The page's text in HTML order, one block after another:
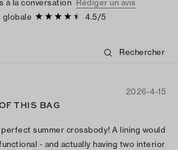
à la conversation Rédiger un avis
globale
4.5/5
2026-4-15
THIS BAG
summer crossbody! A lining would
- and actually having two interior